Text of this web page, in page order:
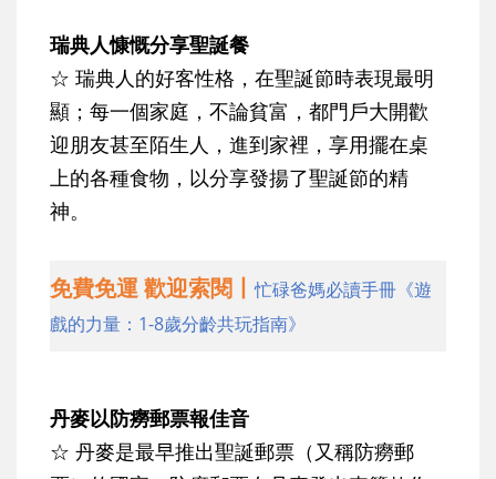
瑞典人慷慨分享聖誕餐
☆ 瑞典人的好客性格，在聖誕節時表現最明
顯；每一個家庭，不論貧富，都門戶大開歡
迎朋友甚至陌生人，進到家裡，享用擺在桌
上的各種食物，以分享發揚了聖誕節的精
神。
免費免運 歡迎索閱丨忙碌爸媽必讀手冊《遊
戲的力量：1-8歲分齡共玩指南》
丹麥以防癆郵票報佳音
☆ 丹麥是最早推出聖誕郵票（又稱防癆郵